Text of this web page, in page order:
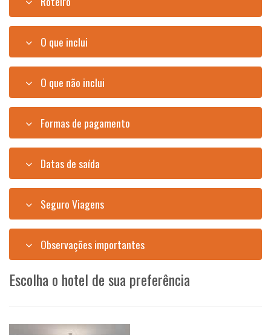
O que inclui
O que não inclui
Formas de pagamento
Datas de saída
Seguro Viagens
Observações importantes
Escolha o hotel de sua preferência